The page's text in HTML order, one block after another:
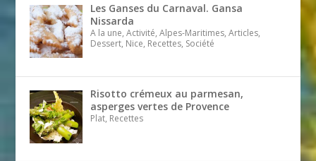
Les Ganses du Carnaval. Gansa
Nissarda
A la une, Activité, Alpes-Maritimes, Articles,
Dessert, Nice, Recettes, Société
Risotto crémeux au parmesan,
asperges vertes de Provence
Plat, Recettes